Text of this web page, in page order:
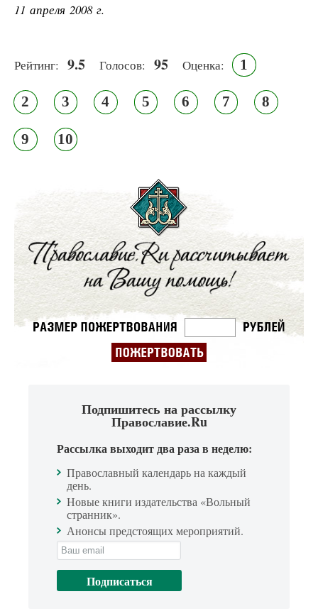
11 апреля 2008 г.
Рейтинг: 9.5 Голосов: 95 Оценка: 1
2 3 4 5 6 7 8
9 10
Подпишитесь на рассылку
Православие.Ru
Рассылка выходит два раза в неделю:
Православный календарь на каждый
день.
Новые книги издательства «Вольный
странник».
Анонсы предстоящих мероприятий.